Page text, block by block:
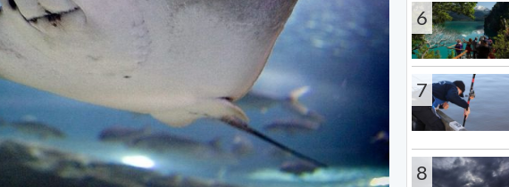
6
7
8